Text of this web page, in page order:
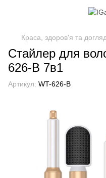
Краса, здоров'я та догляд
Стайлер для
626-B 7в1
Артикул: WT-626-B